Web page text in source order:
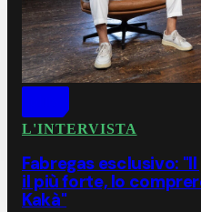
L'INTERVISTA
Fabregas esclusivo:
il più forte, lo
Kakà"